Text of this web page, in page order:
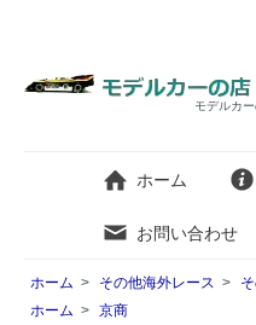
モデルカ
ホーム
お問い合わせ
ホーム > その他海外レース >
ホーム > 京商